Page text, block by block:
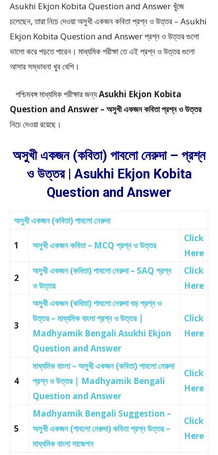
Asukhi Ekjon Kobita Question and Answer খুঁজে
চলেছেন, তারা নিচে দেওয়া অসুখী একজন কবিতা প্রশ্ন ও উত্তর – Asukhi
Ekjon Kobita Question and Answer প্রশ্ন ও উত্তর গুলো
ভালো করে পড়তে পারেন। মাধ্যমিক পরীক্ষা তে এই প্রশ্ন ও উত্তর গুলো
আসার সম্ভাবনা খুব বেশি।
পশ্চিমবঙ্গ মাধ্যমিক পরীক্ষার জন্যAsukhi Ekjon Kobita
Question and Answer – অসুখী একজন কবিতা প্রশ্ন ও উত্তর
নিচে দেওয়া রয়েছে।
অসুখী একজন (কবিতা) পাবলো নেরুদা – প্রশ্ন
ও উত্তর | Asukhi Ekjon Kobita
Question and Answer
অসুখী একজন (কবিতা) পাবলো নেরুদা
1 অসুখী একজন কবিতা – MCQ প্রশ্ন ও উত্তর
Click
Here
2
অসুখী একজন (কবিতা) পাবলো নেরুদা – SAQ প্রশ্ন
ও উত্তর
Click
Here
3
অসুখী একজন (কবিতা) পাবলো নেরুদা বড় প্রশ্ন ও
উত্তর – মাধ্যমিক বাংলা প্রশ্ন ও উত্তর |
Madhyamik Bengali Asukhi Ekjon
Question and Answer
Click
Here
4
মাধ্যমিক বাংলা – অসুখী একজন (কবিতা) পাবলো নেরুদা
প্রশ্ন ও উত্তর | Madhyamik Bengali
Question and Answer
Click
Here
5
Madhyamik Bengali Suggestion –
অসুখী একজন (পাবলো নেরুদা) কবিতা প্রশ্ন উত্তর –
মাধ্যমিক বাংলা সাজেশন
Click
Here